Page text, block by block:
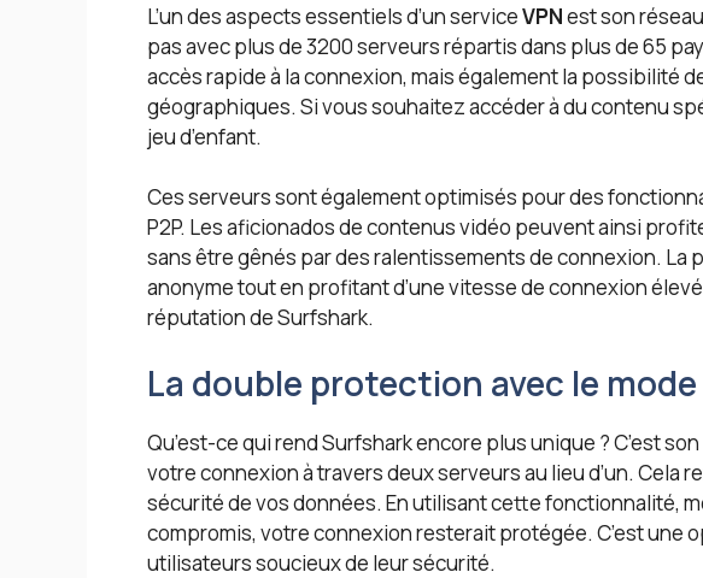
L’un des aspects essentiels d’un serviceVPNest son
pas avec plus de 3200 serveurs répartis dans plus de 65
accès rapide à la connexion, mais également la possibilité
géographiques. Si vous souhaitez accéder à du contenu
jeu d’enfant.
Ces serveurs sont également optimisés pour des
P2P. Les aficionados de contenus vidéo peuvent ainsi
sans être gênés par des ralentissements de connexion. La
anonyme tout en profitant d’une vitesse de connexion
réputation de Surfshark.
La double protection avec le
Qu’est-ce qui rend Surfshark encore plus unique ? C’est son
votre connexion à travers deux serveurs au lieu d’un. Cela
sécurité de vos données. En utilisant cette fonctionnalité,
compromis, votre connexion resterait protégée. C’est une
utilisateurs soucieux de leur sécurité.